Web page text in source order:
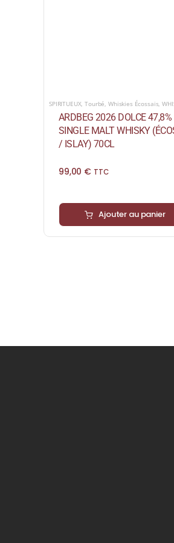
SPIRITUEUX,Tourbé, Whiskies Écossais,
ARDBEG 2026 DOLCE 47,8%
SINGLE MALT WHISKY
/ ISLAY) 70CL
99,00 € TTC
Ajouter au panier